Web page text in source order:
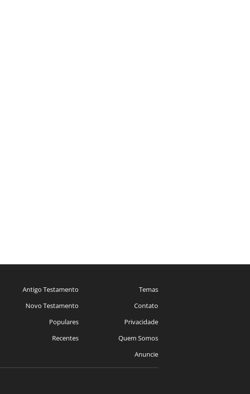
Antigo Testamento
Novo Testamento
Populares
Recentes
Temas
Contato
Privacidade
Quem Somos
Anuncie